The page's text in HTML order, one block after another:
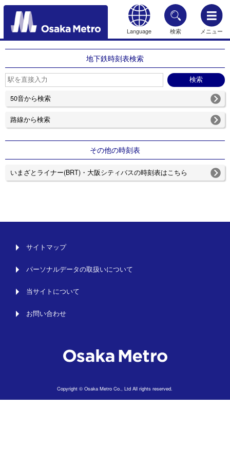
Language 検索 メニュー
もどる
地下鉄時刻表検索
50音から検索
路線から検索
その他の時刻表
いまざとライナー(BRT)・大阪シティバスの時刻表はこちら
サイトマップ
パーソナルデータの取扱いについて
当サイトについて
お問い合わせ
Copyright © Osaka Metro Co., Ltd All rights reserved.